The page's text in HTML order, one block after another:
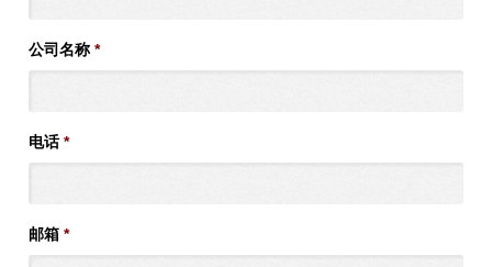
公司名称 *
电话 *
邮箱 *